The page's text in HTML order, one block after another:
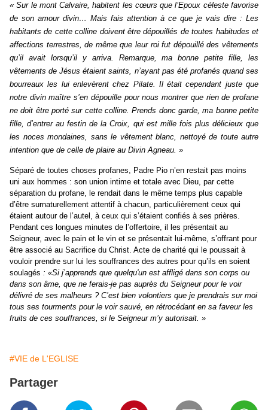
« Sur le mont Calvaire, habitent les cœurs que l’Epoux céleste favorise
de son amour divin… Mais fais attention à ce que je vais dire : Les
habitants de cette colline doivent être dépouillés de toutes habitudes et
affections terrestres, de même que leur roi fut dépouillé des vêtements
qu’il avait lorsqu’il y arriva. Remarque, ma bonne petite fille, les
vêtements de Jésus étaient saints, n’ayant pas été profanés quand ses
bourreaux les lui enlevèrent chez Pilate. Il était cependant juste que
notre divin maître s’en dépouille pour nous montrer que rien de profane
ne doit être porté sur cette colline. Prends donc garde, ma bonne petite
fille, d’entrer au festin de la Croix, qui est mille fois plus délicieux que
les noces mondaines, sans le vêtement blanc, nettoyé de toute autre
intention que de celle de plaire au Divin Agneau. »
Séparé de toutes choses profanes, Padre Pio n’en restait pas moins
uni aux hommes : son union intime et totale avec Dieu, par cette
séparation du profane, le rendait dans le même temps plus capable
d’être surnaturellement attentif à chacun, particulièrement ceux qui
étaient autour de l’autel, à ceux qui s’étaient confiés à ses prières.
Pendant ces longues minutes de l’offertoire, il les présentait au
Seigneur, avec le pain et le vin et se présentait lui-même, s’offrant pour
être associé au Sacrifice du Christ. Acte de charité qui le poussait à
vouloir prendre sur lui les souffrances des autres pour qu’ils en soient
soulagés : «Si j’apprends que quelqu'un est affligé dans son corps ou
dans son âme, que ne ferais-je pas auprès du Seigneur pour le voir
délivré de ses malheurs ? C’est bien volontiers que je prendrais sur moi
tous ses tourments pour le voir sauvé, en rétrocédant en sa faveur les
fruits de ces souffrances, si le Seigneur m’y autorisait. »
#VIE de L'EGLISE
Partager